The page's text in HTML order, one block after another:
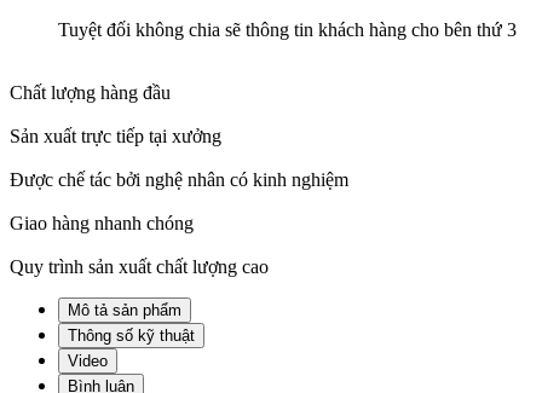
Tuyệt đối không chia sẽ thông tin khách hàng cho bên thứ 3
Chất lượng hàng đầu
Sản xuất trực tiếp tại xưởng
Được chế tác bởi nghệ nhân có kinh nghiệm
Giao hàng nhanh chóng
Quy trình sản xuất chất lượng cao
Mô tả sản phẩm
Thông số kỹ thuật
Video
Bình luận